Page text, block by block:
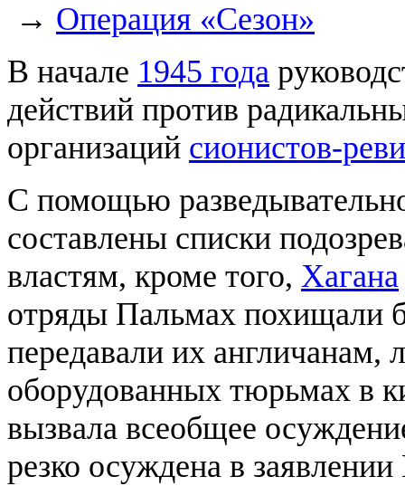
→ Операция «Сезон»
В начале 1945 года
действий против
организаций сионистов-
С помощью
составлены списки
властям, кроме того, Хагана
отряды Пальмах похищали
передавали их англичанам,
оборудованных тюрьмах в
вызвала всеобщее
резко осуждена в заявлении